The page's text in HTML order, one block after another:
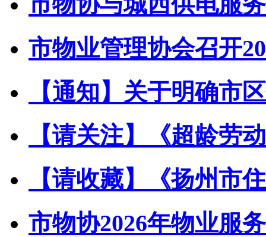
市物业管理协会召开
【通知】关于明确市
【请关注】《超龄劳
【请收藏】《扬州市
市物协2026年物业服